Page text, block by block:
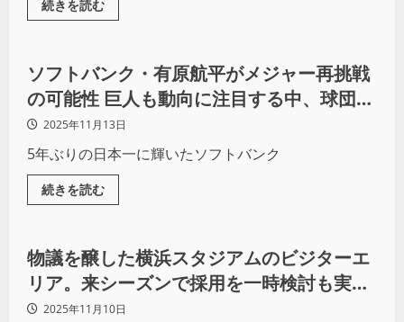
続きを読む
野球
ソフトバンク・有原航平がメジャー再挑戦
の可能性 巨人も動向に注目する中、球団は
全力で慰留も
2025年11月13日
5年ぶりの日本一に輝いたソフトバンク
続きを読む
野球
物議を醸した横浜スタジアムのビジターエ
リア。来シーズンで採用を一時検討も実施
はしない方向に？
2025年11月10日